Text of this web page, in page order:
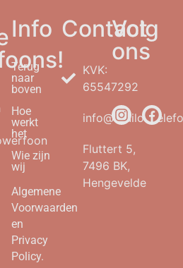
Info
Terug
naar
boven
Hoe
werkt
het
Wie zijn
wij
Algemene
Voorwaarden
en
Privacy
Policy.
Contact
KVK:
65547292
Fluttert 5,
7496 BK,
Hengevelde
Volg
ons